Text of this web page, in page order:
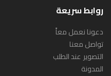
روابط سريعة
دعونا نعمل معاً
تواصل معنا
التصوير عند الطلب
المدونة